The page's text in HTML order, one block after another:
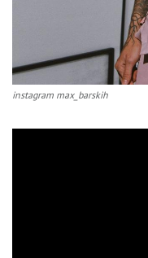
instagram max_barskih